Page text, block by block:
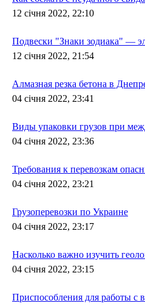
12 січня 2022, 22:10
Подвески "Знаки зодиака" —
12 січня 2022, 21:54
Алмазная резка бетона в
04 січня 2022, 23:41
Виды упаковки грузов при
04 січня 2022, 23:36
Требования к перевозкам
04 січня 2022, 23:21
Грузоперевозки по Украине
04 січня 2022, 23:17
Насколько важно изучить
04 січня 2022, 23:15
Приспособления для работы с